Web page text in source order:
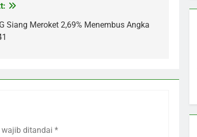
Siang Meroket 2,69% Menembus Angka
wajib ditandai *